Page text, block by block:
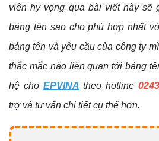
viên hy vọng qua bài viết này sẽ
bảng tên sao cho phù hợp nhất
bảng tên và yêu cầu của công ty
thắc mắc nào liên quan tới bảng
hệ cho EPVINA theo hotline
trợ và tư vấn chi tiết cụ thể hơn.